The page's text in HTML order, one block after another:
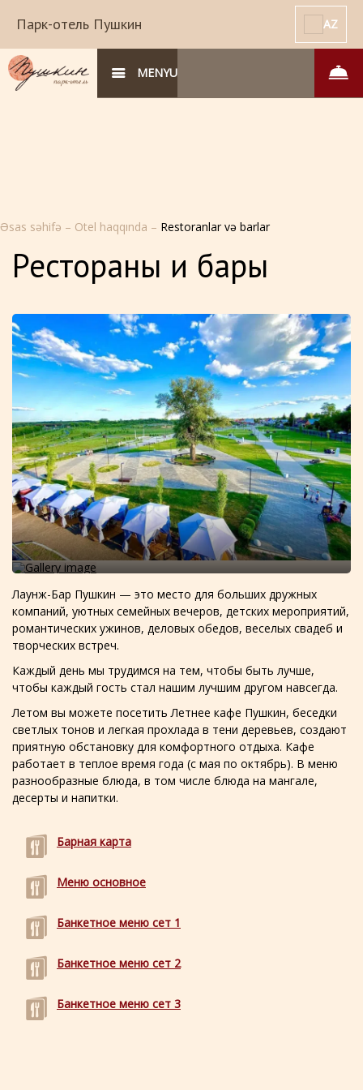
Парк-отель Пушкин AZ
MENYU
Əsas səhifə – Otel haqqında – Restoranlar və barlar
Рестораны и бары
Лаунж-Бар Пушкин — это место для больших дружных
компаний, уютных семейных вечеров, детских мероприятий,
романтических ужинов, деловых обедов, веселых свадеб и
творческих встреч.
Каждый день мы трудимся на тем, чтобы быть лучше,
чтобы каждый гость стал нашим лучшим другом навсегда.
Летом вы можете посетить Летнее кафе Пушкин, беседки
светлых тонов и легкая прохлада в тени деревьев, создают
приятную обстановку для комфортного отдыха. Кафе
работает в теплое время года (с мая по октябрь). В меню
разнообразные блюда, в том числе блюда на мангале,
десерты и напитки.
Барная карта
Меню основное
Банкетное меню сет 1
Банкетное меню сет 2
Банкетное меню сет 3